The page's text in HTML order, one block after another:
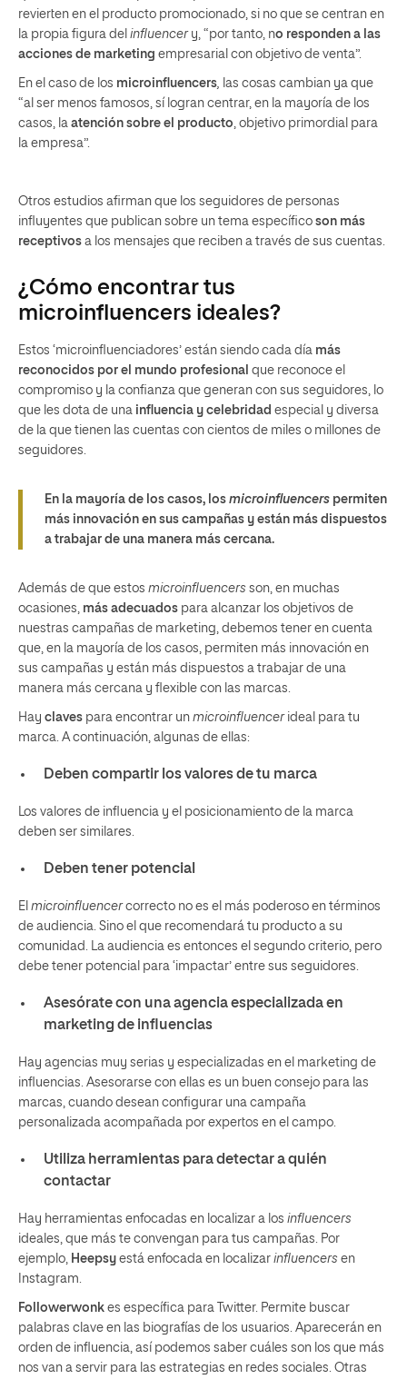
revierten en el producto promocionado, si no que se centran en
la propia figura del influencery, “por tanto, no responden a las
acciones de marketing empresarial con objetivo de venta”.
En el caso de los microinfluencers, las cosas cambian ya que
“al ser menos famosos, sí logran centrar, en la mayoría de los
casos, la atención sobre el producto, objetivo primordial para
la empresa”.
Otros estudios afirman que los seguidores de personas
influyentes que publican sobre un tema específico son más
receptivos a los mensajes que reciben a través de sus cuentas.
¿Cómo encontrar tus
microinfluencers ideales?
Estos ‘microinfluenciadores’ están siendo cada día más
reconocidos por el mundo profesional que reconoce el
compromiso y la confianza que generan con sus seguidores, lo
que les dota de una influencia y celebridad especial y diversa
de la que tienen las cuentas con cientos de miles o millones de
seguidores.
En la mayoría de los casos, los microinfluencers permiten
más innovación en sus campañas y están más dispuestos
a trabajar de una manera más cercana.
Además de que estos microinfluencers son, en muchas
ocasiones, más adecuados para alcanzar los objetivos de
nuestras campañas de marketing, debemos tener en cuenta
que, en la mayoría de los casos, permiten más innovación en
sus campañas y están más dispuestos a trabajar de una
manera más cercana y flexible con las marcas.
Hay claves para encontrar un microinfluencerideal para tu
marca. A continuación, algunas de ellas:
Deben compartir los valores de tu marca
Los valores de influencia y el posicionamiento de la marca
deben ser similares.
Deben tener potencial
El microinfluencercorrecto no es el más poderoso en términos
de audiencia. Sino el que recomendará tu producto a su
comunidad. La audiencia es entonces el segundo criterio, pero
debe tener potencial para ‘impactar’ entre sus seguidores.
Asesórate con una agencia especializada en
marketing de influencias
Hay agencias muy serias y especializadas en el marketing de
influencias. Asesorarse con ellas es un buen consejo para las
marcas, cuando desean configurar una campaña
personalizada acompañada por expertos en el campo.
Utiliza herramientas para detectar a quién
contactar
Hay herramientas enfocadas en localizar a los influencers
ideales, que más te convengan para tus campañas. Por
ejemplo, Heepsy está enfocada en localizar influencers en
Instagram.
Followerwonk es específica para Twitter. Permite buscar
palabras clave en las biografías de los usuarios. Aparecerán en
orden de influencia, así podemos saber cuáles son los que más
nos van a servir para las estrategias en redes sociales. Otras